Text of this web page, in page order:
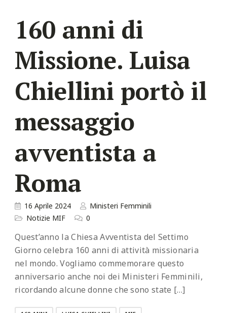
160 anni di
Missione. Luisa
Chiellini portò il
messaggio
avventista a
Roma
16 Aprile 2024
Ministeri Femminili
Notizie MIF
0
Quest’anno la Chiesa Avventista del Settimo
Giorno celebra 160 anni di attività missionaria
nel mondo. Vogliamo commemorare questo
anniversario anche noi dei Ministeri Femminili,
ricordando alcune donne che sono state […]